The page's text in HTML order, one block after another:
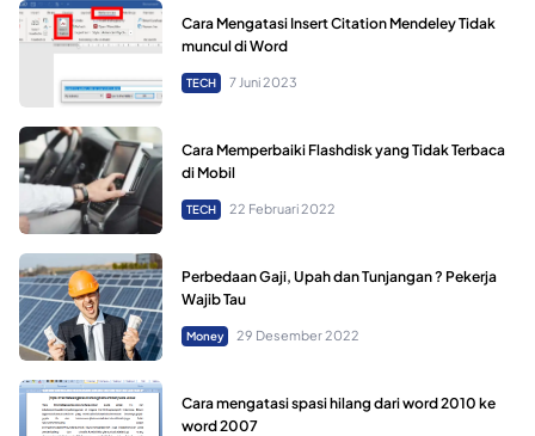
Cara Mengatasi Insert Citation Mendeley Tidak
muncul di Word
TECH 7 Juni 2023
Cara Memperbaiki Flashdisk yang Tidak Terbaca
di Mobil
TECH 22 Februari 2022
Perbedaan Gaji, Upah dan Tunjangan ? Pekerja
Wajib Tau
Money 29 Desember 2022
Cara mengatasi spasi hilang dari word 2010 ke
word 2007